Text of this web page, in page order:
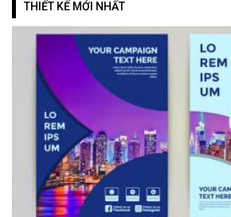
THIẾT KẾ MỚI NHẤT